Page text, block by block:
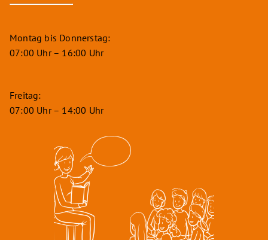
Montag bis Donnerstag:
07:00 Uhr – 16:00 Uhr
Freitag:
07:00 Uhr – 14:00 Uhr